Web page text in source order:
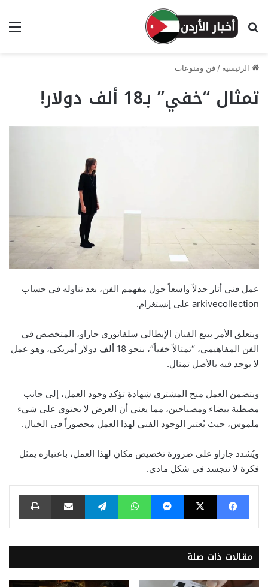
بحث عن
الرئيسية / فن ومنوعات
تمثال “خفي” بـ18 ألف دولار!
عمل فني أثار جدلاً واسعاً حول مفهمم الفن، بعد تناوله في حساب
arkivecollection على إنستغرام.
ويتعلق الأمر ببيع الفنان الإيطالي سلفاتوري جاراو، المتخصص في
الفن المفاهيمي، “تمثالاً خفياً”، بنحو 18 ألف دولار أمريكي، وهو عمل
لا يوجد فيه بالأصل تمثال.
ويتضمن العمل منح المشتري شهادة تؤكد وجود العمل، إلى جانب
مصطبة بيضاء ومصباحين، مما يعني أن العرض لا يحتوي على شيء
ملموس، حيث يُعتبر الوجود الفني لهذا العمل محصوراً في الخيال.
ويُشدد جاراو على ضرورة تخصيص مكان لهذا العمل، باعتباره يمثل
فكرة لا تتجسد في شكل مادي.
فيسبوك ‫X ماسنجر واتساب تيلقرام مشاركة عبر البريد طباعة
مقالات ذات صلة